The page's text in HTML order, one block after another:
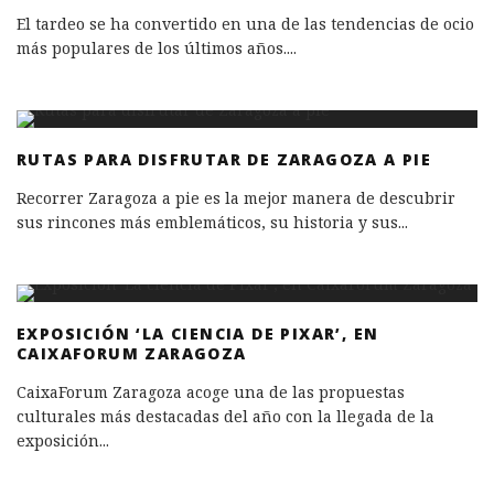
El tardeo se ha convertido en una de las tendencias de ocio
más populares de los últimos años....
RUTAS PARA DISFRUTAR DE ZARAGOZA A PIE
Recorrer Zaragoza a pie es la mejor manera de descubrir
sus rincones más emblemáticos, su historia y sus...
EXPOSICIÓN ‘LA CIENCIA DE PIXAR’, EN
CAIXAFORUM ZARAGOZA
CaixaForum Zaragoza acoge una de las propuestas
culturales más destacadas del año con la llegada de la
exposición...